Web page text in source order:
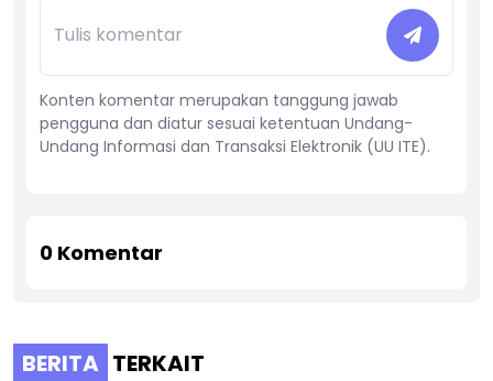
Konten komentar merupakan tanggung jawab
pengguna dan diatur sesuai ketentuan Undang-
Undang Informasi dan Transaksi Elektronik (UU ITE).
0 Komentar
BERITA TERKAIT